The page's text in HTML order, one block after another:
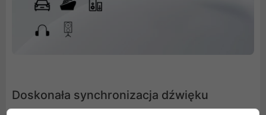
Doskonała synchronizacja dźwięku